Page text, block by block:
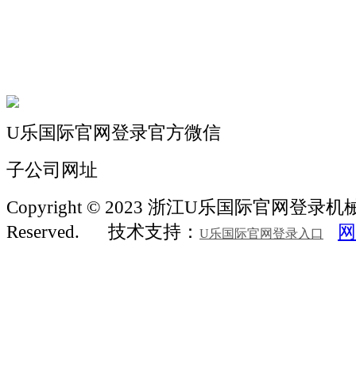
U乐国际官网登录官方微信
子公司网址
Copyright © 2023 浙江U乐国际官网登录机
Reserved.
技术支持： U乐国际官网登录入口